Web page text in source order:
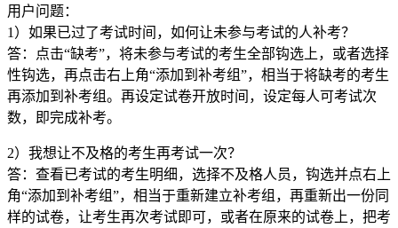
用户问题：
1）如果已过了考试时间，如何让未参与考试的人补考？
答：点击“缺考”，将未参与考试的考生全部钩选上，或者选择
性钩选，再点击右上角“添加到补考组”，相当于将缺考的考生
再添加到补考组。再设定试卷开放时间，设定每人可考试次
数，即完成补考。
2）我想让不及格的考生再考试一次？
答：查看已考试的考生明细，选择不及格人员，钩选并点右上
角“添加到补考组”，相当于重新建立补考组，再重新出一份同
样的试卷，让考生再次考试即可，或者在原来的试卷上，把考